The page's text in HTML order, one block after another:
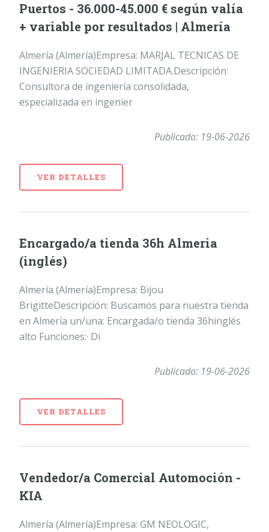
Puertos - 36.000-45.000 € según valía
+ variable por resultados | Almería
Almería (Almería)Empresa: MARJAL TECNICAS DE
INGENIERIA SOCIEDAD LIMITADA.Descripción:
Consultora de ingeniería consolidada,
especializada en ingenier
Publicado: 19-06-2026
VER DETALLES
Encargado/a tienda 36h Almeria
(inglés)
Almería (Almería)Empresa: Bijou
BrigitteDescripción: Buscamos para nuestra tienda
en Almería un/una: Encargada/o tienda 36hinglés
alto Funciones:· Di
Publicado: 19-06-2026
VER DETALLES
Vendedor/a Comercial Automoción -
KIA
Almería (Almería)Empresa: GM NEOLOGIC,